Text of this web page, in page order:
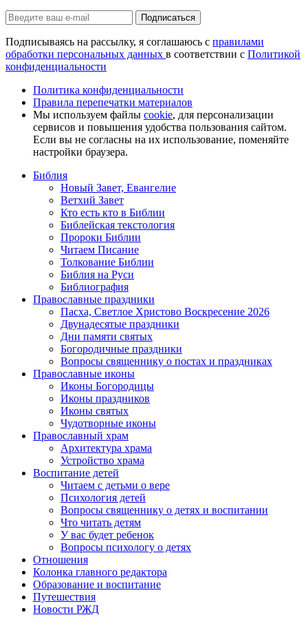
Подписаться
Подписываясь на рассылку, я соглашаюсь с правилами
обработки персональных данных в соответствии с Политикой
конфиденциальности
Политика конфиденциальности
Правила перепечатки материалов
Мы используем файлы cookie, для персонализации
сервисов и повышения удобства пользования сайтом.
Если вы не согласны на их использование, поменяйте
настройки браузера.
Библия
Новый Завет, Евангелие
Ветхий Завет
Кто есть кто в Библии
Библейская текстология
Пророки Библии
Читаем Писание
Толкование Библии
Библия на Руси
Библиография
Православные праздники
Пасха, Светлое Христово Воскресение 2026
Двунадесятые праздники
Дни памяти святых
Богородичные праздники
Вопросы священнику о постах и праздниках
Православные иконы
Иконы Богородицы
Иконы праздников
Иконы святых
Чудотворные иконы
Православный храм
Архитектура храма
Устройство храма
Воспитание детей
Читаем с детьми о вере
Психология детей
Вопросы священнику о детях и воспитании
Что читать детям
У вас будет ребенок
Вопросы психологу о детях
Отношения
Колонка главного редактора
Образование и воспитание
Путешествия
Новости РЖД